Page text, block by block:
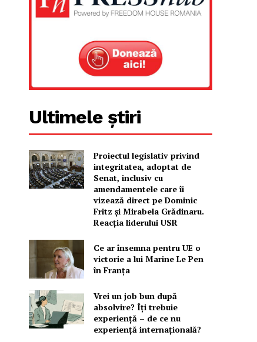
Ultimele știri
Proiectul legislativ privind
integritatea, adoptat de
Senat, inclusiv cu
amendamentele care îi
vizează direct pe Dominic
Fritz și Mirabela Grădinaru.
Reacția liderului USR
Ce ar însemna pentru UE o
victorie a lui Marine Le Pen
în Franța
Vrei un job bun după
absolvire? Îți trebuie
experiență – de ce nu
experiență internațională?